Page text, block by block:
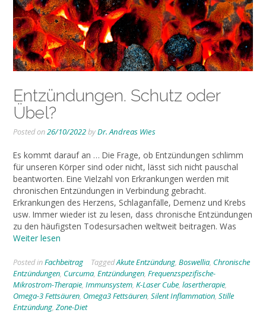
Entzündungen. Schutz oder
Übel?
Posted on26/10/2022byDr. Andreas Wies
Es kommt darauf an … Die Frage, ob Entzündungen schlimm
für unseren Körper sind oder nicht, lässt sich nicht pauschal
beantworten. Eine Vielzahl von Erkrankungen werden mit
chronischen Entzündungen in Verbindung gebracht.
Erkrankungen des Herzens, Schlaganfälle, Demenz und Krebs
usw. Immer wieder ist zu lesen, dass chronische Entzündungen
zu den häufigsten Todesursachen weltweit beitragen. Was
Weiter lesen
Posted inFachbeitrag TaggedAkute Entzündung, Boswellia, Chronische
Entzündungen, Curcuma, Entzündungen, Frequenzspezifische-
Mikrostrom-Therapie, Immunsystem, K-Laser Cube, lasertherapie,
Omega-3 Fettsäuren, Omega3 Fettsäuren, Silent Inflammation, Stille
Entzündung, Zone-Diet